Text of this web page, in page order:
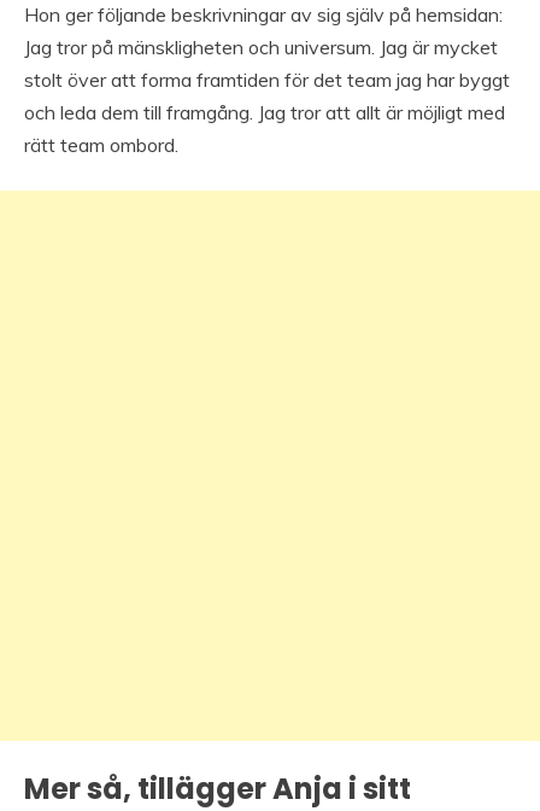
Hon ger följande beskrivningar av sig själv på hemsidan:
Jag tror på mänskligheten och universum. Jag är mycket
stolt över att forma framtiden för det team jag har byggt
och leda dem till framgång. Jag tror att allt är möjligt med
rätt team ombord.
Mer så, tillägger Anja i sitt